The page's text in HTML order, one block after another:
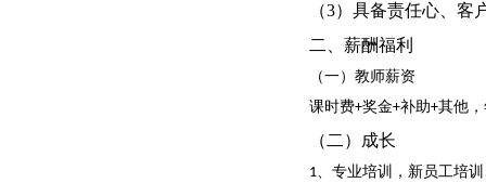
（3）具备责任心、
二、薪酬福利
（一）教师薪资
课时费+奖金+补助+其他
（二）成长
1、专业培训，新员工培